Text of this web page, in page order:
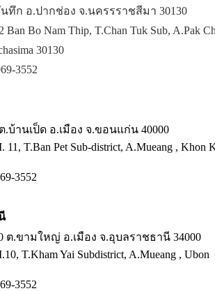
นทึก อ.ปากช่อง จ.นครรราชสีมา 30130
Ban Bo Nam Thip, T.Chan Tuk Sub, A.Pak
30130
3552
.บ้านเป็ด อ.เมือง จ.ขอนแก่น 40000
11, T.Ban Pet Sub-district, A.Mueang , Khon
3552
ต.ขามใหญ่ อ.เมือง จ.อุบลราชธานี 34000
T.Kham Yai Subdistrict, A.Mueang , Ubon
3552